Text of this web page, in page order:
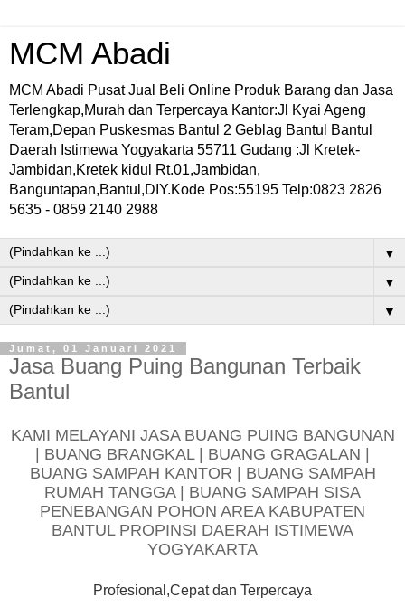
MCM Abadi
MCM Abadi Pusat Jual Beli Online Produk Barang dan Jasa
Terlengkap,Murah dan Terpercaya Kantor:Jl Kyai Ageng
Teram,Depan Puskesmas Bantul 2 Geblag Bantul Bantul
Daerah Istimewa Yogyakarta 55711 Gudang :Jl Kretek-
Jambidan,Kretek kidul Rt.01,Jambidan,
Banguntapan,Bantul,DIY.Kode Pos:55195 Telp:0823 2826
5635 - 0859 2140 2988
▼
▼
▼
Jumat, 01 Januari 2021
Jasa Buang Puing Bangunan Terbaik
Bantul
KAMI MELAYANI JASA BUANG PUING BANGUNAN
| BUANG BRANGKAL | BUANG GRAGALAN |
BUANG SAMPAH KANTOR | BUANG SAMPAH
RUMAH TANGGA | BUANG SAMPAH SISA
PENEBANGAN POHON AREA KABUPATEN
BANTUL PROPINSI DAERAH ISTIMEWA
YOGYAKARTA
Profesional,Cepat dan Terpercaya